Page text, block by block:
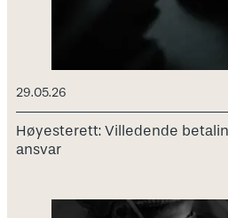
29.05.26
Høyesterett: Villedende
ansvar